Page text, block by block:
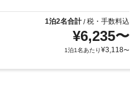
1泊2名合計/税・手数料込
¥6,235〜
1泊1名あたり¥3,118〜